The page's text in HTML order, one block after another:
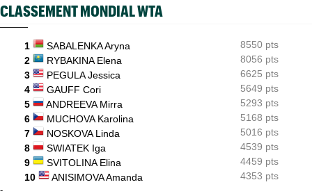
CLASSEMENT MONDIAL WTA
1 SABALENKA Aryna
8550 pts
2
RYBAKINA Elena
8056 pts
3
PEGULA Jessica
6625 pts
4
GAUFF Cori
5649 pts
5
ANDREEVA Mirra
5293 pts
6
MUCHOVA Karolina
5168 pts
7
NOSKOVA Linda
5016 pts
8
SWIATEK Iga
4539 pts
9
SVITOLINA Elina
4459 pts
10
ANISIMOVA Amanda 4353 pts
-